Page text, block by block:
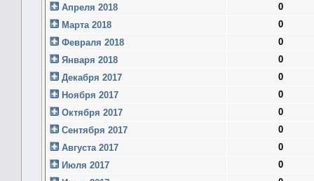
Апреля 2018
0
Марта 2018
0
Февраля 2018
0
Января 2018
0
Декабря 2017
0
Ноября 2017
0
Октября 2017
0
Сентября 2017
0
Августа 2017
0
Июля 2017
0